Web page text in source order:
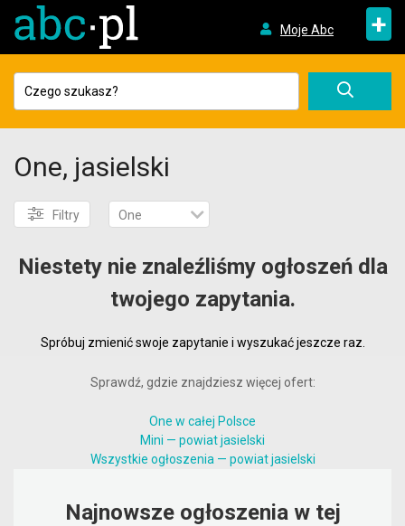
Moje Abc +
One, jasielski
Filtry One
Niestety nie znaleźliśmy ogłoszeń dla
twojego zapytania.
Spróbuj zmienić swoje zapytanie i wyszukać jeszcze raz.
Sprawdź, gdzie znajdziesz więcej ofert:
One w całej Polsce
Mini — powiat jasielski
Wszystkie ogłoszenia — powiat jasielski
Najnowsze ogłoszenia w tej